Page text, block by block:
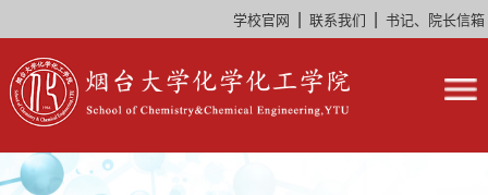
学校官网 联系我们 书记、院长信箱